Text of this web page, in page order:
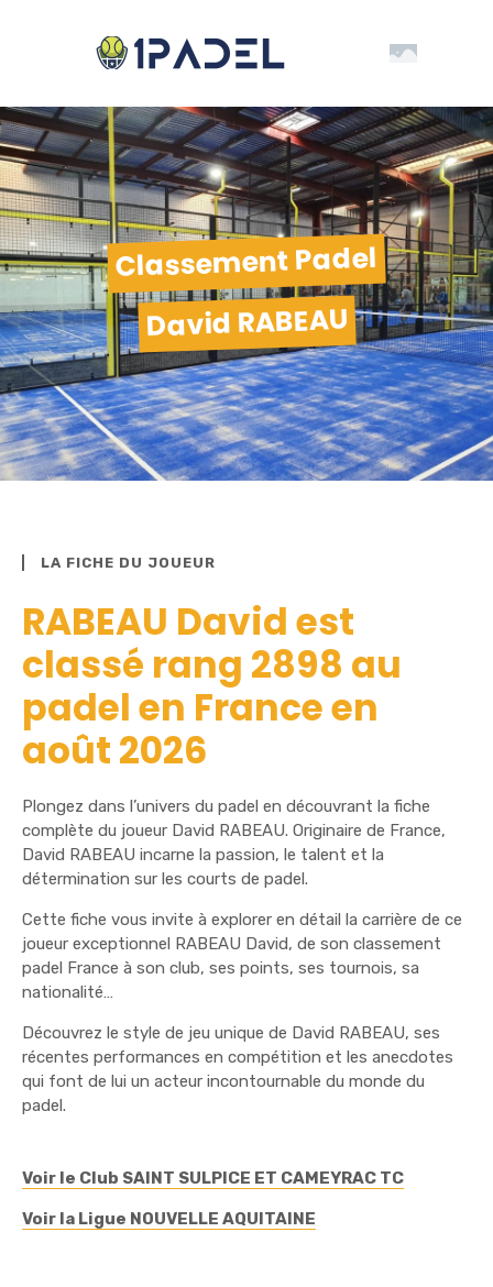
Classement Padel
David RABEAU
LA FICHE DU JOUEUR
RABEAU David est
classé rang 2898 au
padel en France en
août 2026
Plongez dans l’univers du padel en découvrant la fiche
complète du joueur David RABEAU. Originaire de France,
David RABEAU incarne la passion, le talent et la
détermination sur les courts de padel.
Cette fiche vous invite à explorer en détail la carrière de ce
joueur exceptionnel RABEAU David, de son classement
padel France à son club, ses points, ses tournois, sa
nationalité…
Découvrez le style de jeu unique de David RABEAU, ses
récentes performances en compétition et les anecdotes
qui font de lui un acteur incontournable du monde du
padel.
Voir le Club SAINT SULPICE ET CAMEYRAC TC
Voir la Ligue NOUVELLE AQUITAINE